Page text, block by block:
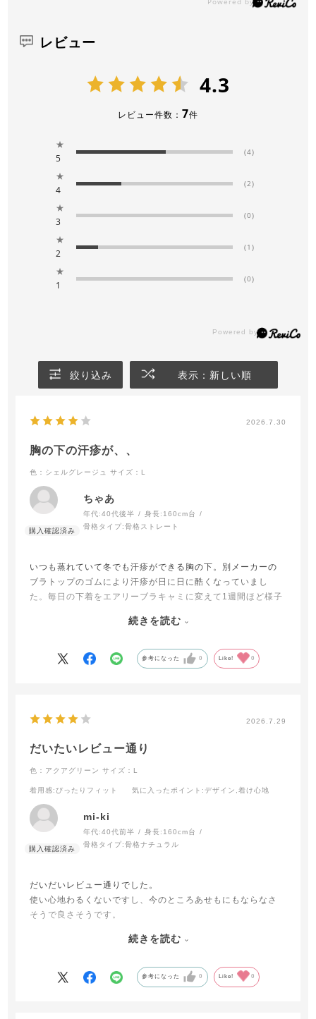
レビュー
4.3
レビュー件数： 7件
★
5
(4)
★
4
(2)
★
3
(0)
★
2
(1)
★
1
(0)
絞り込み 表示：新しい順
2026.7.30
胸の下の汗疹が、、
色：シェルグレージュ サイズ：L
ちゃあ
年代:40代後半 身長: 160cm台
骨格タイプ:骨格ストレート
いつも蒸れていて冬でも汗疹ができる胸の下。別メーカーの
ブラトップのゴムにより汗疹が日に日に酷くなっていまし
た。毎日の下着をエアリーブラキャミに変えて1週間ほど様子
ってきています。かゆみも4割ほどに弱まってきています。荒
しいと感じます。少しゆったりサイズにしたところ、パット
が外側にズレて乳首がはみ出てるという時があります。ピッ
続きを読む
参考になった 0 Like! 0
2026.7.29
だいたいレビュー通り
色：アクアグリーン サイズ：L
着用感:ぴったりフィット 気に入ったポイント :デザイン,着け心地
mi-ki
年代:40代前半 身長: 160cm台
骨格タイプ:骨格ナチュラル
だいだいレビュー通りでした。
使い心地わるくないですし、今のところあせもにもならなさ
そうで良さそうです。
イトなので、見た目には良いですが、
のでは。
わたしは大きすぎるかと思ったけどLLくらいでちょうどでし
続きを読む
参考になった 0 Like! 0